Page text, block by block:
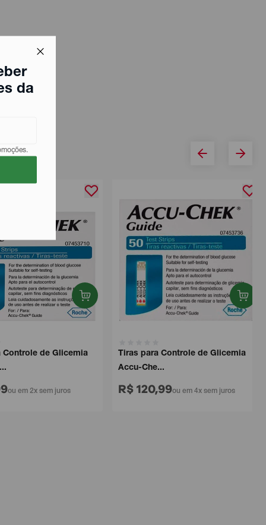
da
de Glicemia
ou em 2x sem juros
Tiras para Controle de Glicemia
Accu-Che...
R$ 120,99ou em 4x sem juros